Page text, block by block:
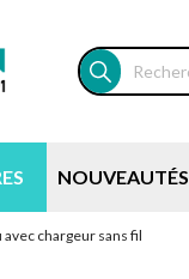
NOUVEAUTÉS
avec chargeur sans fil